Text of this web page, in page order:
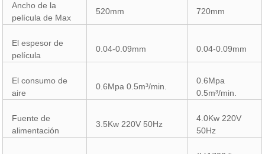
Ancho de la
película de Max
520mm 720mm
El espesor de
película
0.04-0.09mm 0.04-0.09mm
El consumo de
aire
0.6Mpa 0.5m³/min.
0.6Mpa
0.5m³/min.
Fuente de
alimentación
3.5Kw 220V 50Hz
4.0Kw 220V
50Hz